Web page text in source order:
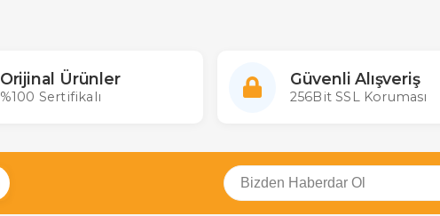
Orijinal Ürünler
%100 Sertifikalı
Güvenli Alışveriş
256Bit SSL Koruması